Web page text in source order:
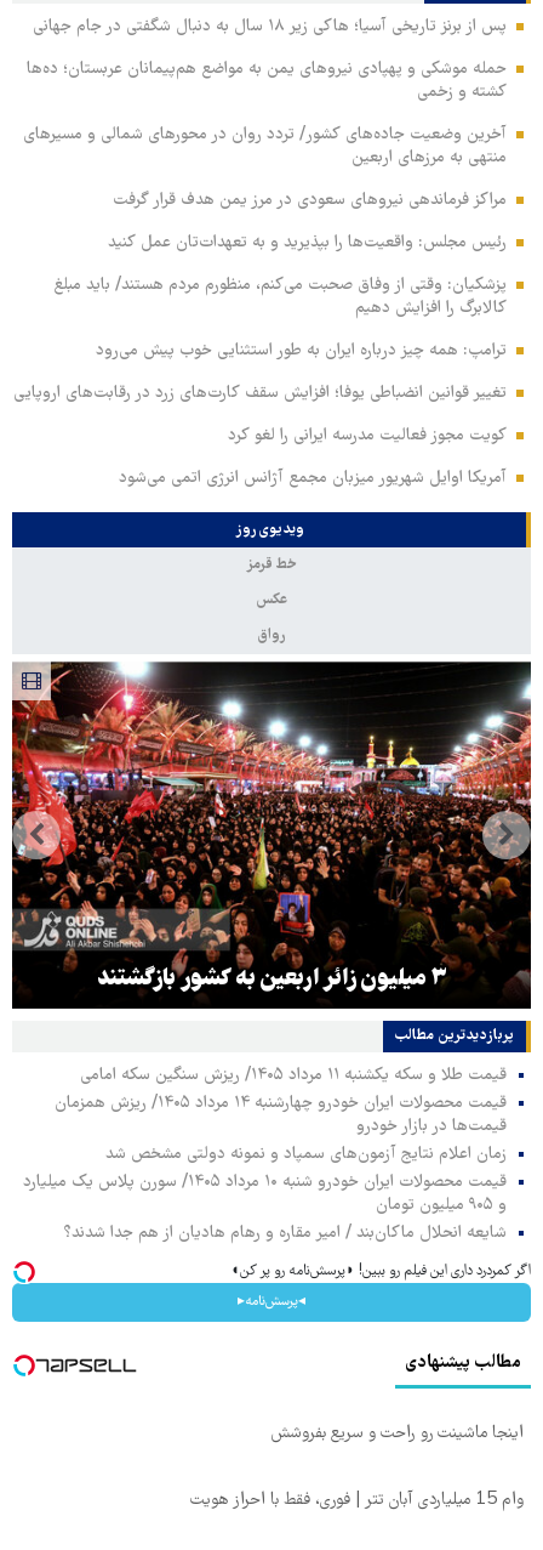
پس از برنز تاریخی آسیا؛ هاکی زیر ۱۸ سال به دنبال شگفتی در جام جهانی
حمله موشکی و پهپادی نیروهای یمن به مواضع هم‌پیمانان عربستان؛ ده‌ها
کشته و زخمی
آخرین وضعیت جاده‌های کشور/ تردد روان در محورهای شمالی و مسیرهای
منتهی به مرزهای اربعین
مراکز فرماندهی نیروهای سعودی در مرز یمن هدف قرار گرفت
رئیس مجلس: واقعیت‌ها را بپذیرید و به تعهدات‌تان عمل کنید
پزشکیان: وقتی از وفاق صحبت می‌کنم، منظورم مردم هستند/ باید مبلغ
کالابرگ را افزایش دهیم
ترامپ: همه چیز درباره ایران به طور استثنایی خوب پیش می‌رود
تغییر قوانین انضباطی یوفا؛ افزایش سقف کارت‌های زرد در رقابت‌های اروپایی
کویت مجوز فعالیت مدرسه ایرانی را لغو کرد
آمریکا اوایل شهریور میزبان مجمع آژانس انرژی اتمی می‌شود
ویدیوی روز
خط قرمز
عکس
رواق
۳ میلیون زائر اربعین به کشور بازگشتند
پربازدیدترین‌ مطالب
قیمت طلا و سکه یکشنبه ۱۱ مرداد ۱۴۰۵/ ریزش سنگین سکه امامی
قیمت محصولات ایران خودرو چهارشنبه ۱۴ مرداد ۱۴۰۵/ ریزش همزمان
قیمت‌ها در بازار خودرو
زمان اعلام نتایج آزمون‌های سمپاد و نمونه دولتی مشخص شد
قیمت محصولات ایران خودرو شنبه ۱۰ مرداد ۱۴۰۵/ سورن پلاس یک میلیارد
و ۹۰۵ میلیون تومان
شایعه انحلال ماکان‌بند / امیر مقاره و رهام هادیان از هم جدا شدند؟
اگر کمردرد داری این فیلم رو ببین! ◗پرسش‌نامه رو پر کن◖
◂پرسش‌نامه▸
مطالب پیشنهادی
اینجا ماشینت رو راحت و سریع بفروشش
وام 15 میلیاردی آبان تتر | فوری، فقط با احراز هویت